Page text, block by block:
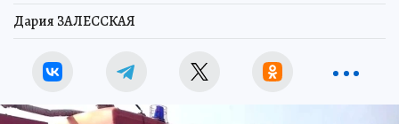
Дария ЗАЛЕССКАЯ